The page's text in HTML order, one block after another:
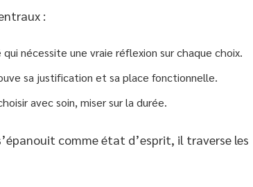
:
qui nécessite une vraie réflexion sur chaque choix.
sa justification et sa place fonctionnelle.
avec soin, miser sur la durée.
comme état d’esprit, il traverse les